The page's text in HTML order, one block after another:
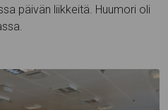
päivän liikkeitä. Huumori oli